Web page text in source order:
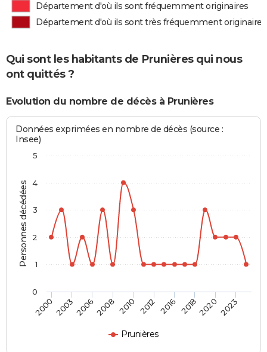
Département d'où ils sont fréquemment originaires
Département d'où ils sont très fréquemment originaires
Qui sont les habitants de Prunières qui nous
ont quittés ?
Evolution du nombre de décès à Prunières
Personnes décédées
Données exprimées en nombre de décès (source :
Insee)
Prunières
2000200320062008 2010 2012 2016 201820202023
0
1
2
3
4
5